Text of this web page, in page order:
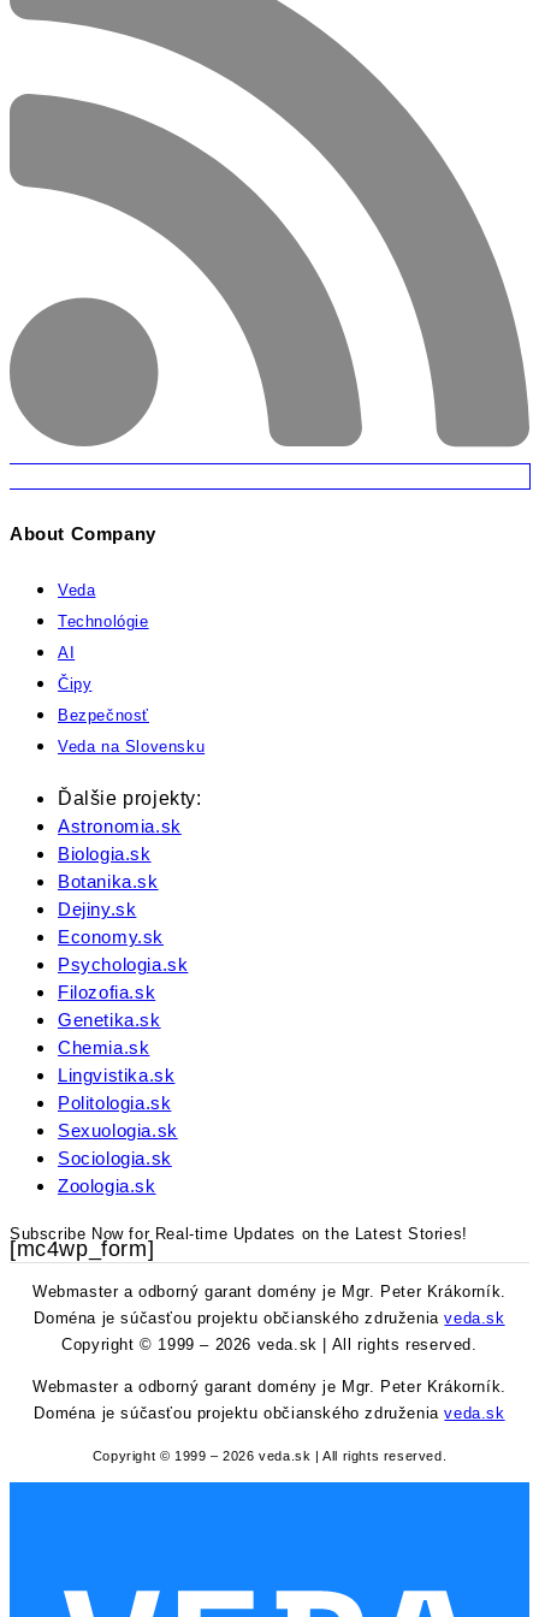
About Company
Veda
Technológie
AI
Čipy
Bezpečnosť
Veda na Slovensku
Ďalšie projekty:
Astronomia.sk
Biologia.sk
Botanika.sk
Dejiny.sk
Economy.sk
Psychologia.sk
Filozofia.sk
Genetika.sk
Chemia.sk
Lingvistika.sk
Politologia.sk
Sexuologia.sk
Sociologia.sk
Zoologia.sk
Subscribe Now for Real-time Updates on the Latest Stories!
[mc4wp_form]
Webmaster a odborný garant domény je Mgr. Peter Krákorník.
Doména je súčasťou projektu občianského združeniaveda.sk
Copyright © 1999 – 2026 veda.sk | All rights reserved.
Webmaster a odborný garant domény je Mgr. Peter Krákorník.
Doména je súčasťou projektu občianského združeniaveda.sk
Copyright © 1999 – 2026 veda.sk | All rights reserved.